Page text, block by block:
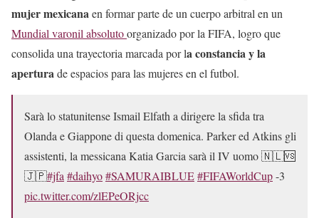
mujer mexicanaen formar parte de un cuerpo arbitral en un
Mundial varonil absolutoorganizado por la FIFA, logro que
consolida una trayectoria marcada por la constancia y la
aperturade espacios para las mujeres en el futbol.
Sarà lo statunitense Ismail Elfath a dirigere la sfida tra
Olanda e Giappone di questa domenica. Parker ed Atkins gli
assistenti, la messicana Katia Garcia sarà il IV uomo 🇳🇱🆚
🇯🇵#jfa #daihyo#SAMURAIBLUE#FIFAWorldCup-3
pic.twitter.com/zlEPeORjcc